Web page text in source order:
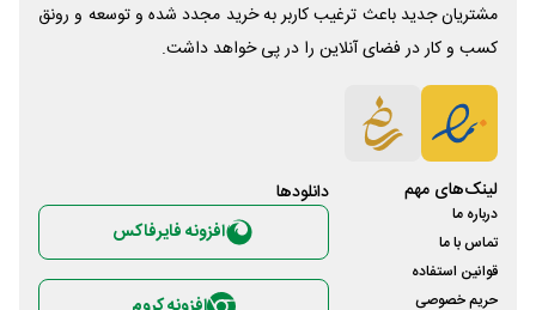
مشتریان جدید باعث ترغیب کاربر به خرید مجدد شده و توسعه و رونق
کسب و کار در فضای آنلاین را در پی خواهد داشت.
لینک‌های مهم
درباره ما
تماس با ما
قوانین استفاده
حریم خصوصی
دانلود‌ها
افزونه فایرفاکس